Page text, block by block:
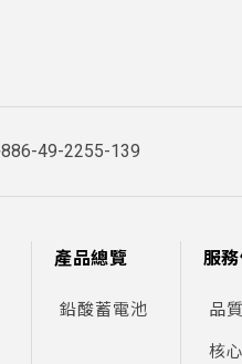
49-2255-139
產品總覽
鉛酸蓄電池
服
品
核